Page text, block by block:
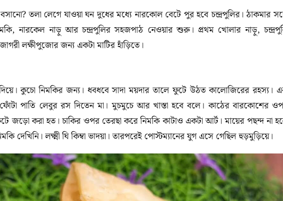
তলা লেগে যাওয়া ঘন দুধের মধ্যে নারকোল বেটে পুর হবে চন্দ্রপুলির। ঠাকমার
নারকেল নাড়ু আর চন্দ্রপুলির সহজপাঠ নেওয়ার শুরু। প্রথম খোলার নাড়ু,
লক্ষীপুজোর জন্য একটা মাটির হাঁড়িতে।
কুচো নিমকির জন্য। ধবধবে সাদা ময়দার তালে ফুটে উঠত কালোজিরের রহস্য।
পাতি লেবুর রস দিতেন মা। মুচমুচে আর খাস্তা হবে বলে। কাঠের বারকোশের
জড়ো করা হত। চাকির ওপর তেরছা করে নিমকি কাটাও একটা আর্ট। মায়ের পছন্দ না
দেখিনি। লক্ষ্মী ঘি কিম্বা ভাদয়া। তারপরেই পোস্টম্যানের যুগ এসে গেছিল হুড়মুড়িয়ে।